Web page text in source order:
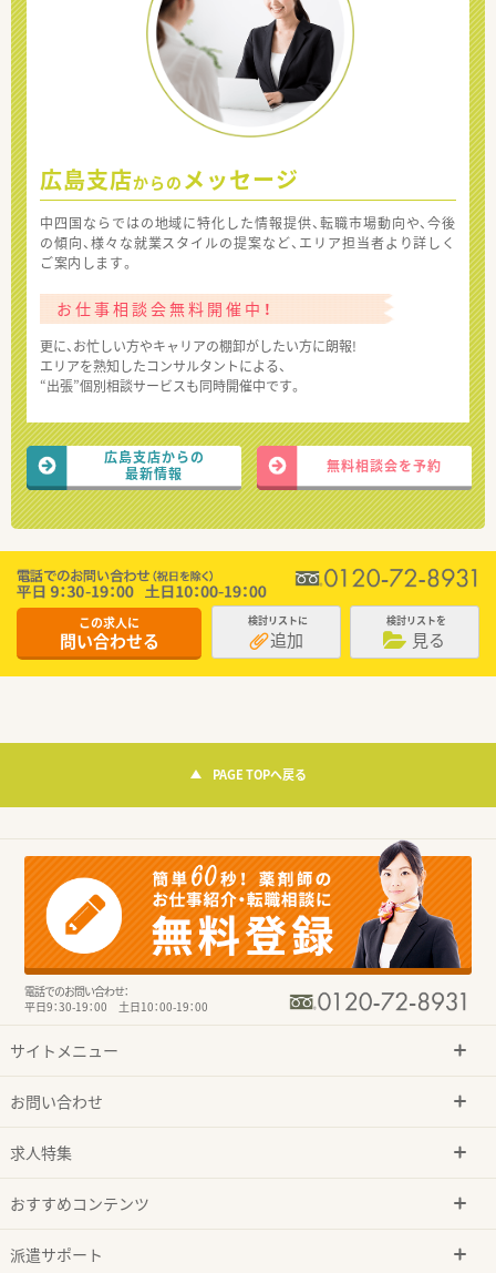
広島支店からの メッセージ
中四国ならではの地域に特化した情報提供、転職市場動向や、今後
の傾向、様々な就業スタイルの提案など、エリア担当者より詳しく
ご案内します。
お仕事相談会無料開催中！
更に、お忙しい方やキャリアの棚卸がしたい方に朗報!
エリアを熟知したコンサルタントによる、
“出張”個別相談サービスも同時開催中です。
広島支店からの
最新情報
無料相談会を予約
この求人に
問い合わせる
検討リストに
追加
検討リストを
見る
PAGE TOPへ戻る
電話でのお問い合わせ：
平日9：30-19：00 土日10：00-19：00
サイトメニュー
お問い合わせ
求人特集
おすすめコンテンツ
派遣サポート